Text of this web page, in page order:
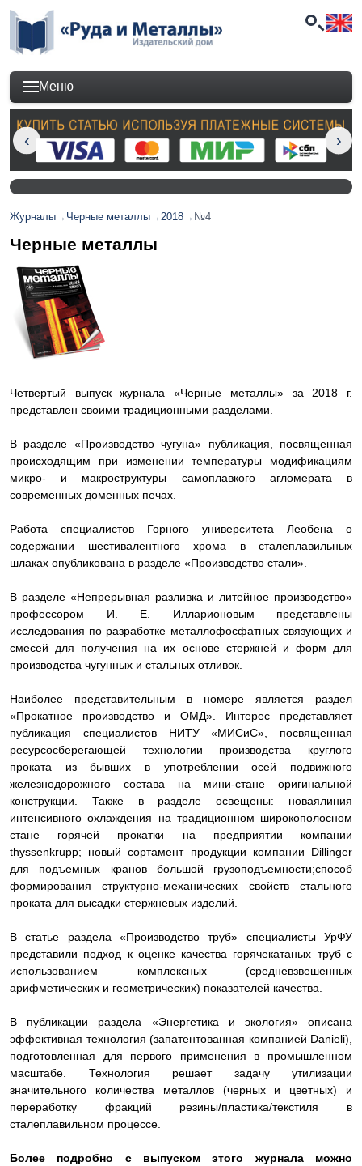
Меню
Журналы→ Черные металлы→2018→ №4
Черные металлы
Четвертый выпуск журнала «Черные металлы» за 2018 г.
представлен своими традиционными разделами.
В разделе «Производство чугуна» публикация, посвященная
происходящим при изменении температуры модификациям
микро- и макроструктуры самоплавкого агломерата в
современных доменных печах.
Работа специалистов Горного университета Леобена о
содержании шестивалентного хрома в сталеплавильных
шлаках опубликована в разделе «Производство стали».
В разделе «Непрерывная разливка и литейное производство»
профессором И. Е. Илларионовым представлены
исследования по разработке металлофосфатных связующих и
смесей для получения на их основе стержней и форм для
производства чугунных и стальных отливок.
Наиболее представительным в номере является раздел
«Прокатное производство и ОМД». Интерес представляет
публикация специалистов НИТУ «МИСиС», посвященная
ресурсосберегающей технологии производства круглого
проката из бывших в употреблении осей подвижного
железнодорожного состава на мини-стане оригинальной
конструкции. Также в разделе освещены: новаялиния
интенсивного охлаждения на традиционном широкополосном
стане горячей прокатки на предприятии компании
thyssenkrupp; новый сортамент продукции компании Dillinger
для подъемных кранов большой грузоподъемности;способ
формирования структурно-механических свойств стального
проката для высадки стержневых изделий.
В статье раздела «Производство труб» специалисты УрФУ
представили подход к оценке качества горячекатаных труб с
использованием комплексных (средневзвешенных
арифметических и геометрических) показателей качества.
В публикации раздела «Энергетика и экология» описана
эффективная технология (запатентованная компанией Danieli),
подготовленная для первого применения в промышленном
масштабе. Технология решает задачу утилизации
значительного количества металлов (черных и цветных) и
переработку фракций резины/пластика/текстиля в
сталеплавильном процессе.
Более подробно с выпуском этого журнала можно